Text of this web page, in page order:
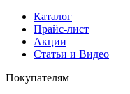
Каталог
Прайс-лист
Акции
Статьи и Видео
Покупателям